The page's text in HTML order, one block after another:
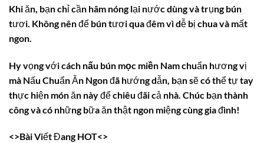
Khi ăn, bạn chỉ cần hâm nóng lại nước dùng và trụng bún
tươi. Không nên để bún tươi qua đêm vì dễ bị chua và mất
ngon.
Hy vọng vớicách nấu bún mọc miền Namchuẩn hương vị
mà Nấu Chuẩn Ăn Ngon đã hướng dẫn, bạn sẽ có thể tự tay
thực hiện món ăn này để chiêu đãi cả nhà. Chúc bạn thành
công và có những bữa ăn thật ngon miệng cùng gia đình!
<>Bài Viết Đang HOT<>